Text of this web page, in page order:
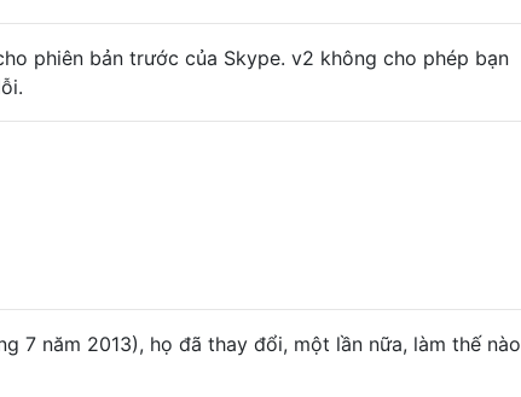
phiên bản trước của Skype. v2 không cho phép bạn
7 năm 2013), họ đã thay đổi, một lần nữa, làm thế nào